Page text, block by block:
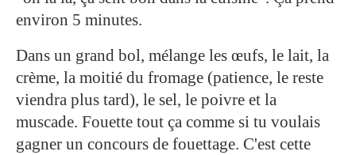
environ 5 minutes.
Dans un grand bol, mélange les œufs, le lait, la
crème, la moitié du fromage (patience, le reste
viendra plus tard), le sel, le poivre et la
muscade. Fouette tout ça comme si tu voulais
gagner un concours de fouettage. C'est cette